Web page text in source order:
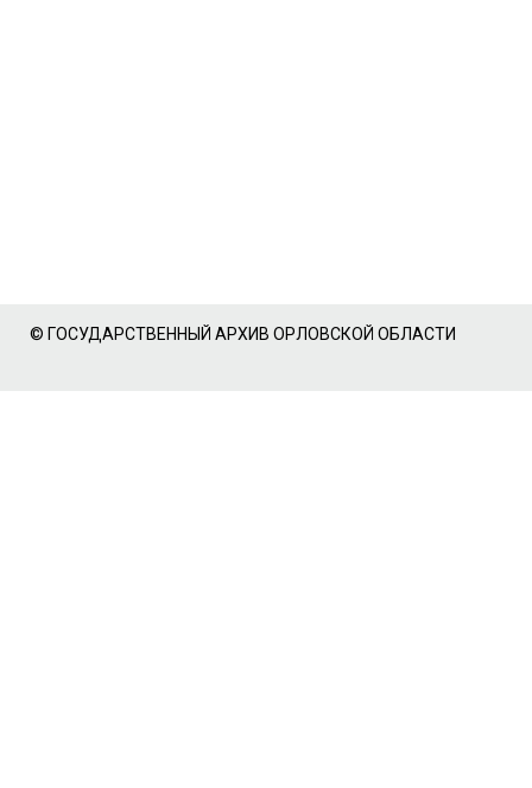
© ГОСУДАРСТВЕННЫЙ АРХИВ ОРЛОВСКОЙ ОБЛАСТИ